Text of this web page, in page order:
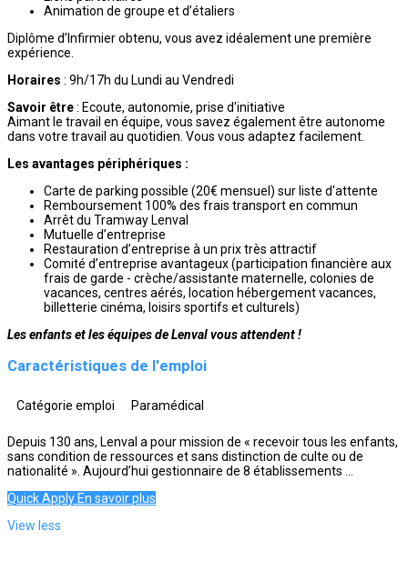
Animation de groupe et d’étaliers
Diplôme d’Infirmier obtenu, vous avez idéalement une première
expérience.
Horaires : 9h/17h du Lundi au Vendredi
Savoir être: Ecoute, autonomie, prise d'initiative
Aimant le travail en équipe, vous savez également être autonome
dans votre travail au quotidien. Vous vous adaptez facilement.
Les avantages périphériques :
Carte de parking possible (20€ mensuel) sur liste d'attente
Remboursement 100% des frais transport en commun
Arrêt du Tramway Lenval
Mutuelle d’entreprise
Restauration d’entreprise à un prix très attractif
Comité d’entreprise avantageux (participation financière aux
frais de garde - crèche/assistante maternelle, colonies de
vacances, centres aérés, location hébergement vacances,
billetterie cinéma, loisirs sportifs et culturels)
Les enfants et les équipes de Lenval vous attendent !
Caractéristiques de l'emploi
Catégorie emploi Paramédical
Depuis 130 ans, Lenval a pour mission de « recevoir tous les enfants,
sans condition de ressources et sans distinction de culte ou de
nationalité ». Aujourd’hui gestionnaire de 8 établissements ...
Quick Apply En savoir plus
View less